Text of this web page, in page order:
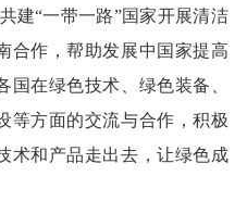
建“一带一路”国家开展清洁
合作，帮助发展中国家提高
在绿色技术、绿色装备、
等方面的交流与合作，积极
术和产品走出去，让绿色成